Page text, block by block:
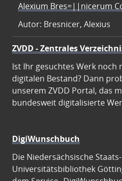
Alexium Bres=||nicerum
Autor: Bresnicer, Alexius
ZVDD - Zentrales
Ist Ihr gesuchtes Werk noch
digitalen Bestand? Dann
unserem ZVDD Portal, das
bundesweit digitalisierte
DigiWunschbuch
Die Niedersächsische
Universitätsbibliothek